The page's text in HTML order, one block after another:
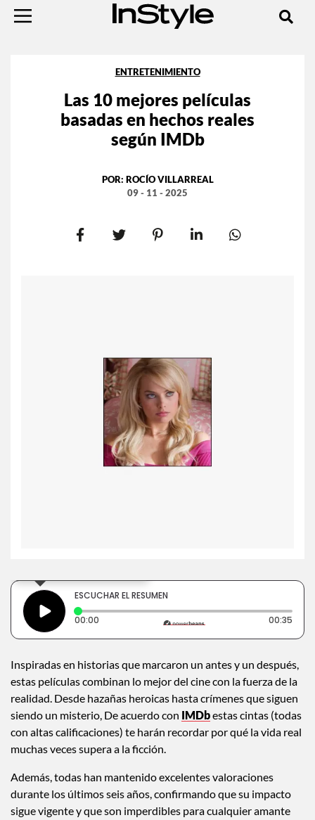
ENTRETENIMIENTO
Las 10 mejores películas
basadas en hechos reales
según IMDb
POR: ROCÍO VILLARREAL
09 - 11 - 2025
ESCUCHAR EL RESUMEN
00:00 Tiempo transcurrido: 0 segundos 00:35
Inspiradas en historias que marcaron un antes y un después,
estas películas combinan lo mejor del cine con la fuerza de la
realidad. Desde hazañas heroicas hasta crímenes que siguen
siendo un misterio, De acuerdo con IMDbestas cintas (todas
con altas calificaciones) te harán recordar por qué la vida real
muchas veces supera a la ficción.
Además, todas han mantenido excelentes valoraciones
durante los últimos seis años, confirmando que su impacto
sigue vigente y que son imperdibles para cualquier amante